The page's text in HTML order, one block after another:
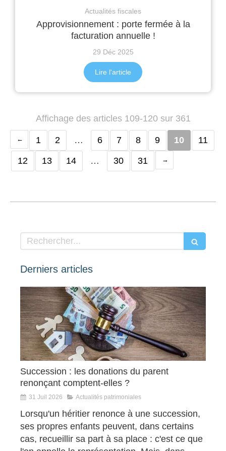
Actualités fiscales
Approvisionnement : porte fermée à la
facturation annuelle !
29 Déc 2025
Lire l'article
Affichage des articles 109-120 sur 361
1 2 … 6 7 8 9 10 11
12 13 14 … 30 31
Rechercher
Derniers articles
Succession : les donations du parent
renonçant comptent-elles ?
31 Juil 2026 Actualités patrimoniales
Lorsqu'un héritier renonce à une succession,
ses propres enfants peuvent, dans certains
cas, recueillir sa part à sa place : c'est ce que